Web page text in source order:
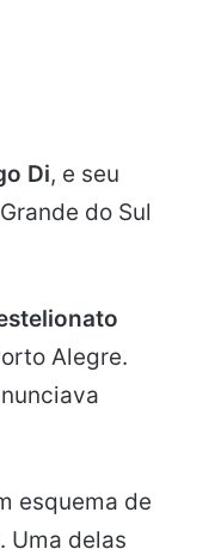
Di, e seu
do Sul
Alegre.
esquema de
. Uma delas